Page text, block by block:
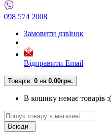
098 574 2008
Замовити дзвінок
Відправити Email
Товарів: 0 на 0.00грн.
В кошику немає товарів :(
Всюди